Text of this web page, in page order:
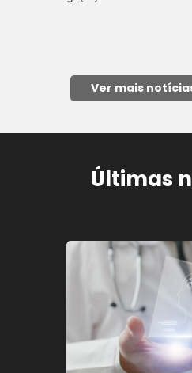
Ver mais
Últimas